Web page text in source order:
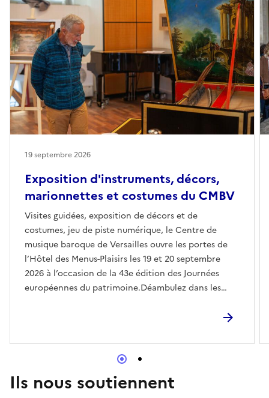
Exposition d'instruments, décors,
marionnettes et costumes du CMBV
Visites guidées, exposition de décors et de
costumes, jeu de piste numérique, le Centre de
musique baroque de Versailles ouvre les portes de
l’Hôtel des Menus-Plaisirs les 19 et 20 septembre
2026 à l’occasion de la 43e édition des Journées
européennes du patrimoine.​Déambulez dans les
studios de répétition du Centre de musique baroque
exceptionnelle avec les instruments d’époque, les
décors, les marionnettes et les costumes d’opéra
exposés pour l’occasion !
19 septembre 2026
Ils nous soutiennent